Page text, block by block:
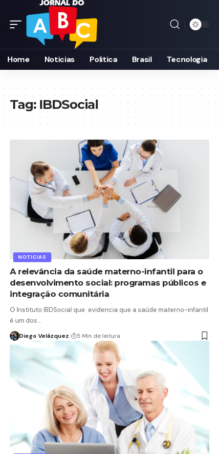
Home Noticias Politica Brasil Tecnologia
Tag: IBDSocial
NOTICIAS
A relevância da saúde materno-infantil para o
desenvolvimento social: programas públicos e
integração comunitária
O Instituto IBDSocial que evidencia que a saúde materno-infantil
é um dos…
Diego Velázquez 5 Min de leitura